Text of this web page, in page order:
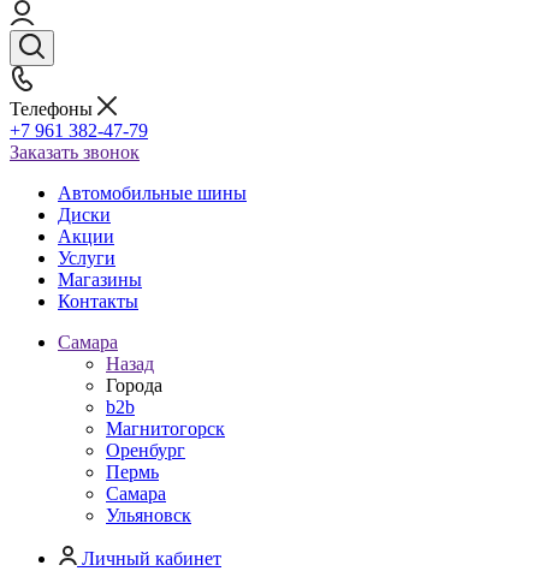
Телефоны
+7 961 382-47-79
Заказать звонок
Автомобильные шины
Диски
Акции
Услуги
Магазины
Контакты
Самара
Назад
Города
b2b
Магнитогорск
Оренбург
Пермь
Самара
Ульяновск
Личный кабинет